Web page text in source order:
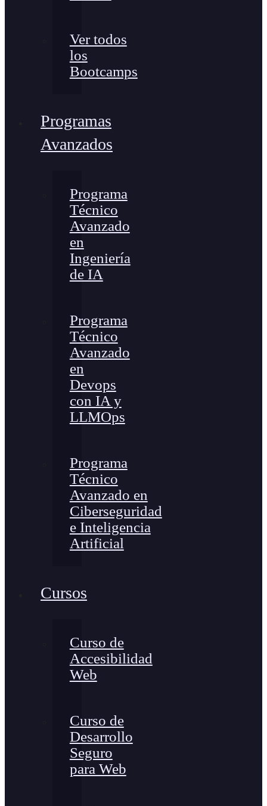
Ver todos
los
Bootcamps
Programas
Avanzados
Programa
Técnico
Avanzado
en
Ingeniería
de IA
Programa
Técnico
Avanzado
en
Devops
con IA y
LLMOps
Programa
Técnico
Avanzado en
Ciberseguridad
e Inteligencia
Artificial
Cursos
Curso de
Accesibilidad
Web
Curso de
Desarrollo
Seguro
para Web